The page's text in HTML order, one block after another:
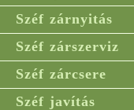
Széf zárnyitás
Széf zárszerviz
Széf zárcsere
Széf javítás